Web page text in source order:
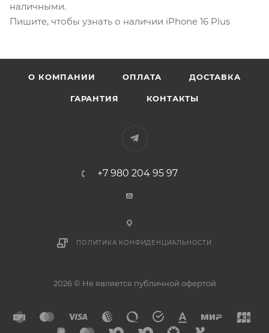
наличными.
Пишите, чтобы узнать о наличии iPhone 16 Plus
О КОМПАНИИ ОПЛАТА ДОСТАВКА
ГАРАНТИЯ КОНТАКТЫ
+7 980 204 95 97
ПОЛИТИКА КОНФИДЕНЦИАЛЬНОСТИ
2026 © Не является публичной офертой